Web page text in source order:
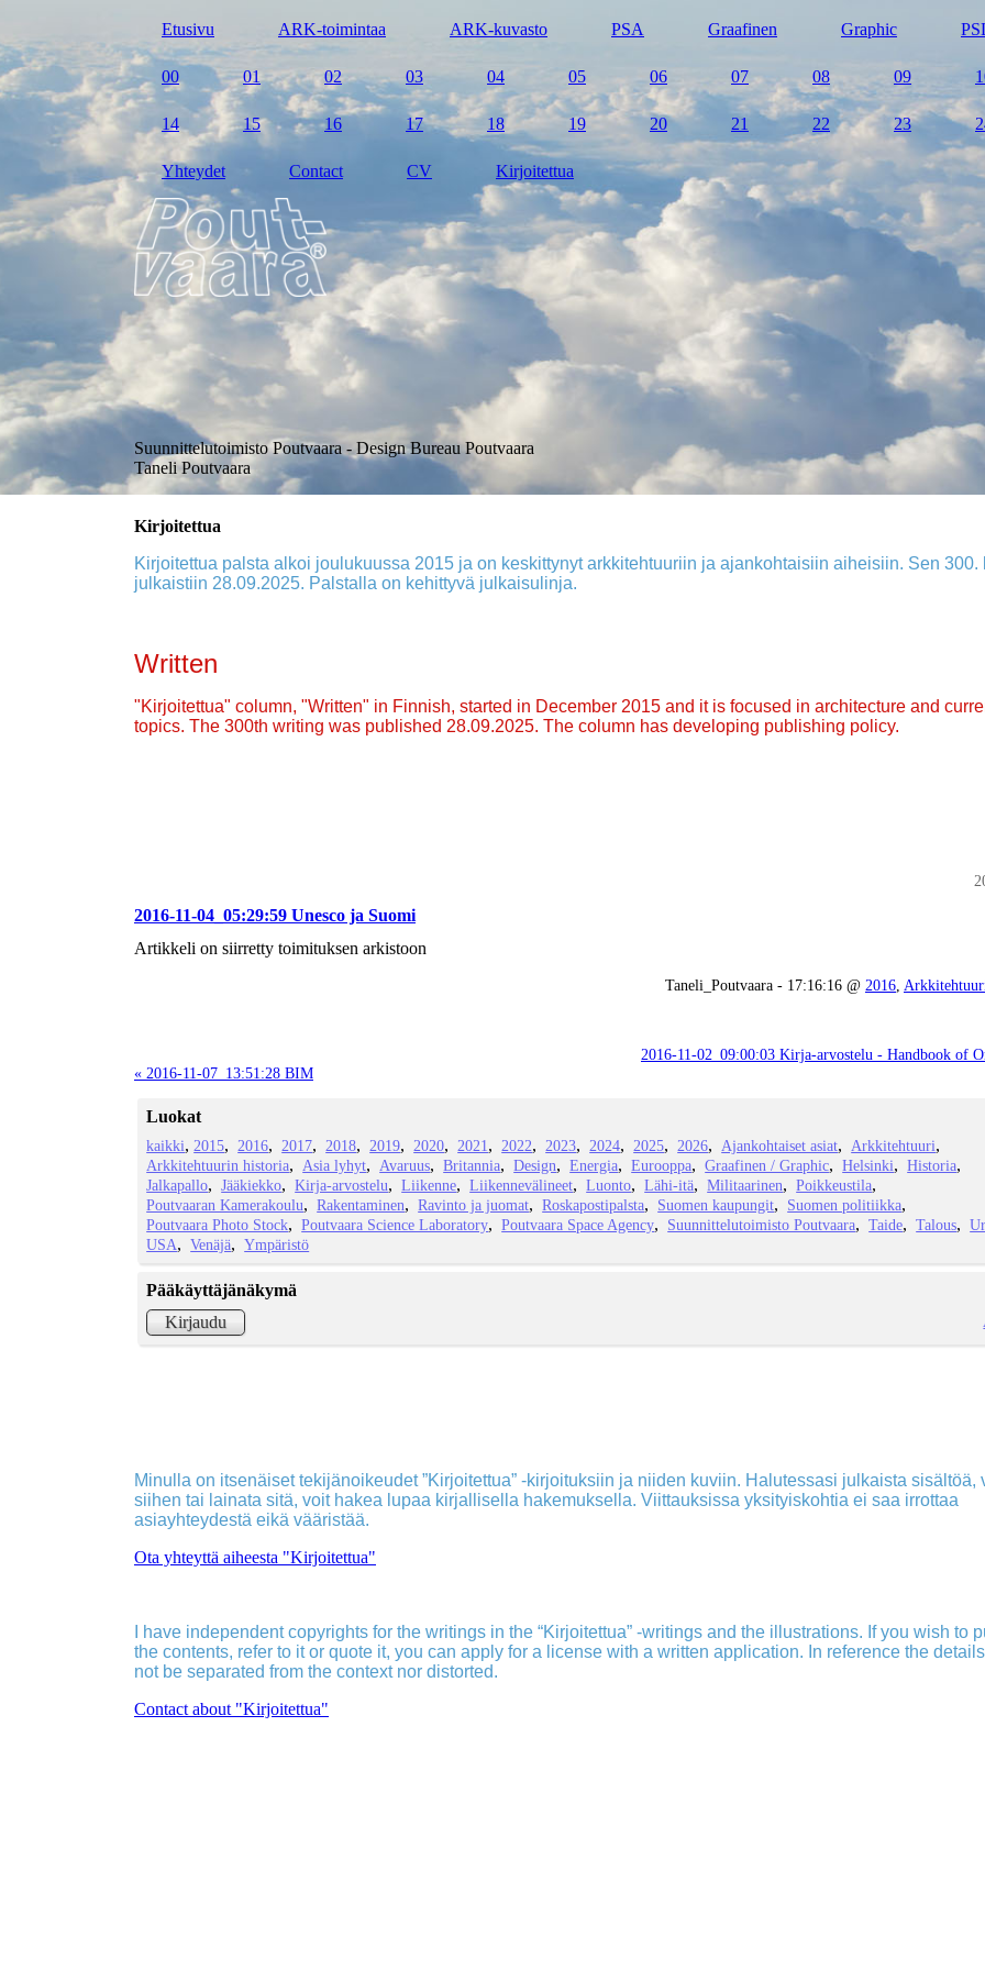
Etusivu ARK-toimintaa ARK-kuvasto PSA Graafinen Graphic
00 01 02 03 04 05 06 07 08 09
14 15 16 17 18 19 20 21 22 23
Yhteydet Contact CV Kirjoitettua
Suunnittelutoimisto Poutvaara - Design Bureau Poutvaara
Taneli Poutvaara
Kirjoitettua
Kirjoitettua palsta alkoi joulukuussa 2015 ja on keskittynyt arkkitehtuuriin ja ajankohtaisiin aiheisiin. Sen 300.
julkaistiin 28.09.2025. Palstalla on kehittyvä julkaisulinja.
Written
"Kirjoitettua" column, "Written" in Finnish, started in December 2015 and it is focused in architecture and
topics. The 300th writing was published 28.09.2025. The column has developing publishing policy.
2016-11-04_05:29:59 Unesco ja Suomi
Artikkeli on siirretty toimituksen arkistoon
Taneli_Poutvaara - 17:16:16 @ 2016
2016-11-02_09:00:03 Kirja-arvostelu - Handbook of
« 2016-11-07_13:51:28 BIM
Luokat
kaikki 2015 2016 2017 2018 2019 2020 2021 2022 2023 2024 2025 2026 Ajankohtaiset asiat
Arkkitehtuuri
Arkkitehtuurin historia
Asia lyhyt Avaruus Britannia Design Energia Eurooppa Graafinen / Graphic Helsinki
Historia
Jalkapallo
Jääkiekko Kirja-arvostelu Liikenne Liikennevälineet Luonto Lähi-itä Militaarinen
Poikkeustila
Poutvaaran Kamerakoulu
Rakentaminen Ravinto ja juomat Roskapostipalsta Suomen kaupungit
Suomen politiikka
Poutvaara Photo Stock
Poutvaara Science Laboratory Poutvaara Space Agency Suunnittelutoimisto Poutvaara Taide Talous
USA
Venäjä Ympäristö
Pääkäyttäjänäkymä
Kirjaudu
Minulla on itsenäiset tekijänoikeudet ”Kirjoitettua” -kirjoituksiin ja niiden kuviin. Halutessasi julkaista sisältöä,
siihen tai lainata sitä, voit hakea lupaa kirjallisella hakemuksella. Viittauksissa yksityiskohtia ei saa irrottaa
asiayhteydestä eikä vääristää.
Ota yhteyttä aiheesta "Kirjoitettua"
I have independent copyrights for the writings in the “Kirjoitettua” -writings and the illustrations. If you wish to
the contents, refer to it or quote it, you can apply for a license with a written application. In reference the
not be separated from the context nor distorted.
Contact about "Kirjoitettua"